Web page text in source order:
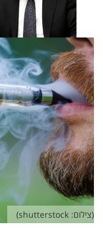
(צילום: shutterstock)